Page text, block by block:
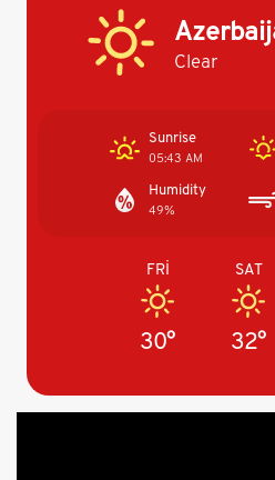
Clear
Sunrise
05:43 AM
Humidity
49%
FRI
30°
SAT
32°